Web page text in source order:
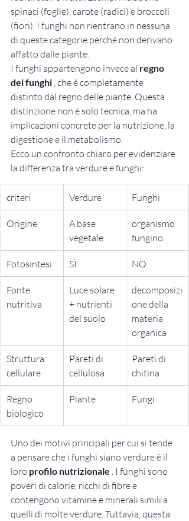
spinaci (foglie), carote (radici) e broccoli
(fiori). I funghi non rientrano in nessuna
di queste categorie perché non derivano
affatto dalle piante.
I funghi appartengono invece al regno
dei funghi , che è completamente
distinto dal regno delle piante. Questa
distinzione non è solo tecnica, ma ha
implicazioni concrete per la nutrizione, la
digestione e il metabolismo.
Ecco un confronto chiaro per evidenziare
la differenza tra verdure e funghi:
criteri Verdure Funghi
Origine
A base
vegetale
organismo
fungino
Fotosintesi SÌ NO
Fonte
nutritiva
Luce solare
+ nutrienti
del suolo
decomposizi
one della
materia
organica
Struttura
cellulare
Pareti di
cellulosa
Pareti di
chitina
Regno
biologico
Piante Fungi
Uno dei motivi principali per cui si tende
a pensare che i funghi siano verdure è il
loro profilo nutrizionale . I funghi sono
poveri di calorie, ricchi di fibre e
contengono vitamine e minerali simili a
quelli di molte verdure. Tuttavia, questa